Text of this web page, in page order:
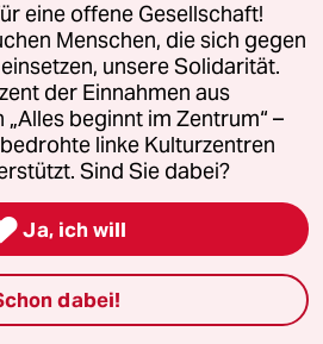
existiert im Kopf von
nicht, die "Diktatorin"
freiwillig in Rente
die Millionen, die durch
Impfung sterben sollten,
weiter, weder die EU
Euro sind
etc. pp.
haben schlicht ein
mit der realen Welt, so
das.
eine offene Gesellschaft!
Menschen, die sich gegen
unsere Solidarität.
der Einnahmen aus
beginnt im Zentrum“ –
linke Kulturzentren
Sind Sie dabei?
Ja, ich will
dabei!